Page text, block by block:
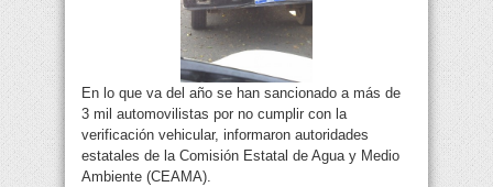
En lo que va del año se han sancionado a más de
3 mil automovilistas por no cumplir con la
verificación vehicular, informaron autoridades
estatales de la Comisión Estatal de Agua y Medio
Ambiente (CEAMA).